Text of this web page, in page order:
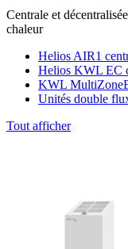
Centrale et
chaleur
Helios AIR1
Helios KWL EC
KWL
Unités double
Tout afficher